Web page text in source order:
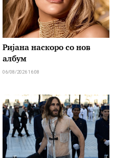
Ријана наскоро со нов
албум
06/08/2026 16:08